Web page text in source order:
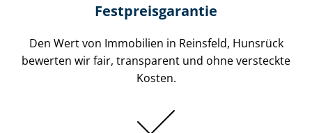
Festpreis​garantie
Den Wert von Immobilien in Reinsfeld, Hunsrück
bewerten wir fair, transparent und ohne versteckte
Kosten.